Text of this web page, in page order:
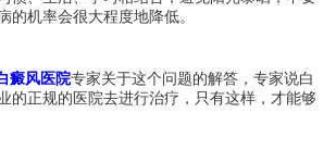
的机率会很大程度地降低。
癜风医院专家关于这个问题的解答，专家说白
的正规的医院去进行治疗，只有这样，才能够